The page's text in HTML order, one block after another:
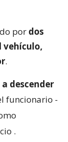
por dos
vehículo,
.
descender
funcionario -
.